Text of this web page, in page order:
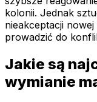
kolonii. Jednak
nieakceptacji
prowadzić do
Jakie są
wymianie